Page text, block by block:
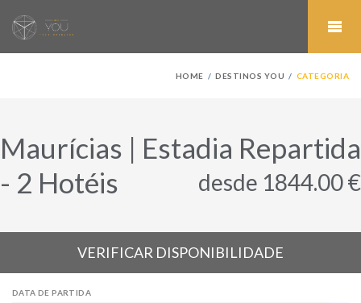
HOME DESTINOS YOU CATEGORIA
Maurícias | Estadia Repartida
- 2 Hotéis
desde 1844.00 €
VERIFICAR DISPONIBILIDADE
DATA DE PARTIDA